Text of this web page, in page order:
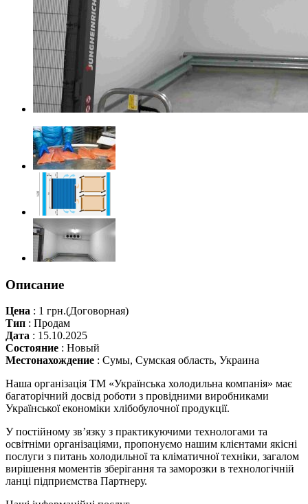
Описание
Цена : 1 грн.(Договорная)
Тип : Продам
Дата : 15.10.2025
Состояние : Новый
Местонахождение : Сумы, Сумская область, Украина
Наша організація ТМ «Українська холодильна компанія» має
багаторічний досвід роботи з провідними виробниками
Української економіки хлібобулочної продукції.
У постійному зв’язку з практикуючими технологами та
освітніми організаціями, пропонуємо нашим клієнтами якісні
послуги з питань холодильної та кліматичної техніки, загалом
вирішення моментів зберігання та заморозки в технологічній
ланці підприємства Партнеру.